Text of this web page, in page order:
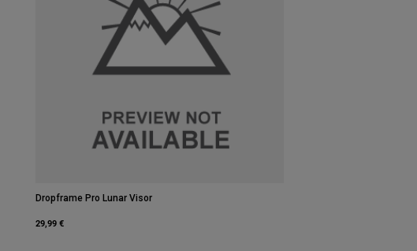
Dropframe Pro Lunar Visor
29,99 €